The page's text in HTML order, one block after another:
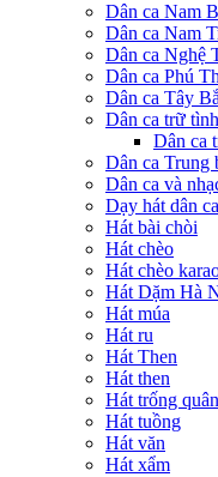
Dân ca Nam
Dân ca Nam
Dân ca Nghệ
Dân ca Phú
Dân ca Tây
Dân ca trữ tình
Dân ca
Dân ca Trung
Dân ca và
Dạy hát dân ca
Hát bài chòi
Hát chèo
Hát chèo
Hát Dặm Hà
Hát múa
Hát ru
Hát Then
Hát then
Hát trống quân
Hát tuồng
Hát văn
Hát xẩm